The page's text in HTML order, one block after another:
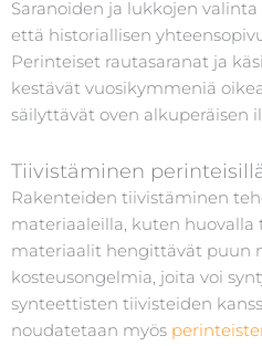
Saranoiden ja lukkojen
että historiallisen
Perinteiset rautasaranat ja
kestävät vuosikymmeniä
säilyttävät oven alkuperäisen
Tiivistäminen
Rakenteiden tiivistäminen
materiaaleilla, kuten huovalla
materiaalit hengittävät puun
kosteusongelmia, joita voi
synteettisten tiivisteiden
noudatetaan myös